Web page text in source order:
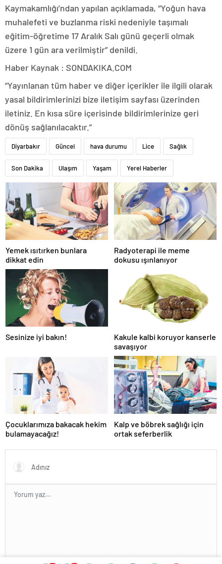
Kaymakamlığı’ndan yapılan açıklamada, “Yoğun hava
muhalefeti ve buzlanma riski nedeniyle taşımalı
eğitim-öğretime 17 Aralık Salı günü geçerli olmak
üzere 1 gün ara verilmiştir” denildi.
Haber Kaynak : SONDAKIKA.COM
“Yayınlanan tüm haber ve diğer içerikler ile ilgili olarak
yasal bildirimlerinizi bize iletişim sayfası üzerinden
iletiniz. En kısa süre içerisinde bildirimlerinize geri
dönüş sağlanılacaktır.”
Diyarbakır Güncel hava durumu Lice Sağlık
Son Dakika Ulaşım Yaşam Yerel Haberler
Yemek ısıtırken bunlara
dikkat edin
Radyoterapi ile meme
dokusu ışınlanıyor
Sesinize iyi bakın!
Kakule kalbi koruyor kanserle
savaşıyor
Çocuklarımıza bakacak hekim
bulamayacağız!
Kalp ve böbrek sağlığı için
ortak seferberlik